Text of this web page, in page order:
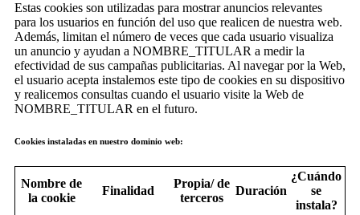
Estas cookies son utilizadas para mostrar anuncios relevantes
para los usuarios en función del uso que realicen de nuestra web.
Además, limitan el número de veces que cada usuario visualiza
un anuncio y ayudan a NOMBRE_TITULAR a medir la
efectividad de sus campañas publicitarias. Al navegar por la Web,
el usuario acepta instalemos este tipo de cookies en su dispositivo
y realicemos consultas cuando el usuario visite la Web de
NOMBRE_TITULAR en el futuro.
Cookies instaladas en nuestro dominio web:
Nombre de
la cookie
Finalidad
Propia/ de
terceros
Duración
¿Cuándo
se
instala?